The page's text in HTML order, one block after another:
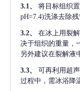
3.1、
将目标组织
pH=7.4)洗涤去除
3.2、
在冰上用裂
决于组织的重量，
另外建议在裂解液
3.3、 可再利用超
过程中，需冰浴降